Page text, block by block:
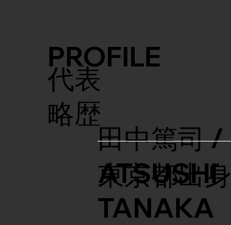
PROFILE
​代表
略歴
東京都出身
田中篤司 /
ATSUSHI
TANAKA